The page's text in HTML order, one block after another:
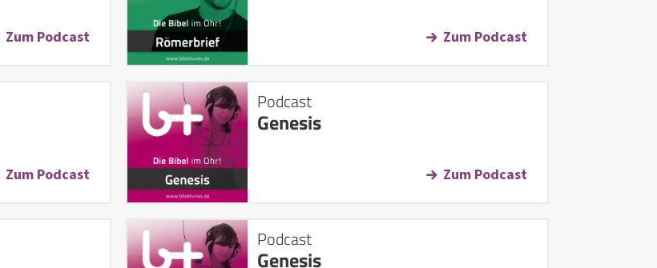
Zum Podcast Zum Podcast
Zum Podcast
Podcast
Genesis
Zum Podcast
Podcast
Genesis